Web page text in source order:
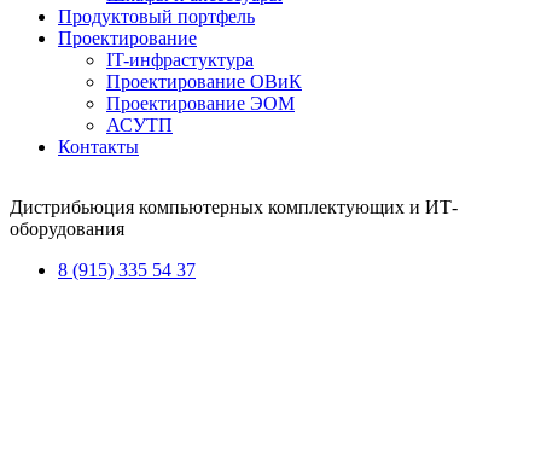
Продуктовый портфель
Проектирование
IT-инфрастуктура
Проектирование ОВиК
Проектирование ЭОМ
АСУТП
Контакты
Дистрибьюция компьютерных комплектующих и ИТ-
оборудования
8 (915) 335 54 37